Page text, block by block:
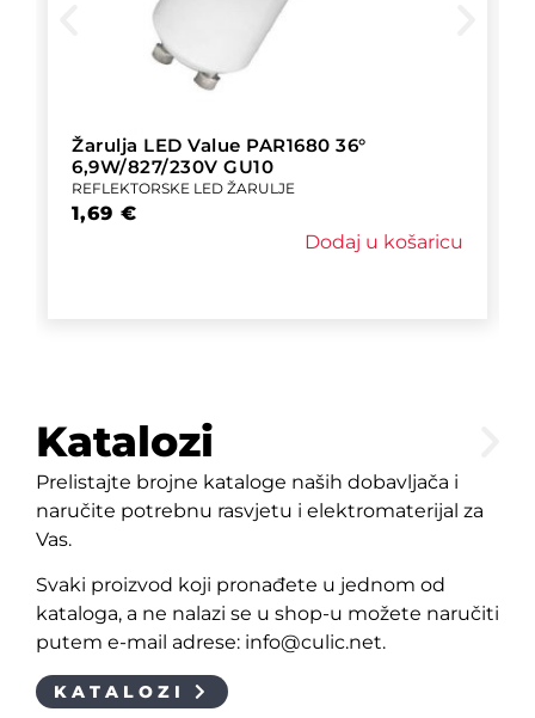
Žarulja LED Value PAR1680 36°
6,9W/827/230V GU10
REFLEKTORSKE LED ŽARULJE
1,69 €
Dodaj u košaricu
Katalozi
Prelistajte brojne kataloge naših dobavljača i
naručite potrebnu rasvjetu i elektromaterijal za
Vas.
Svaki proizvod koji pronađete u jednom od
kataloga, a ne nalazi se u shop-u možete naručiti
putem e-mail adrese: info@culic.net.
KATALOZI